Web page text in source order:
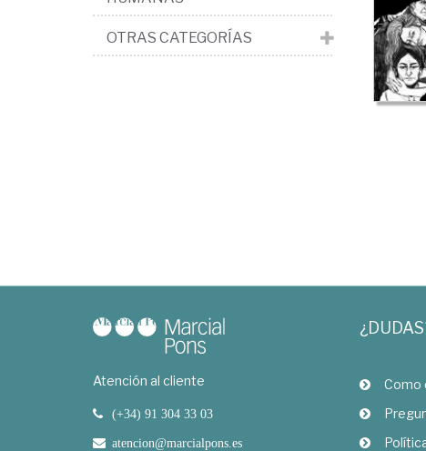
OTRAS CATEGORÍAS
Atención al cliente
(+34) 91 304 33 03
atencion@marcialpons.es
Como